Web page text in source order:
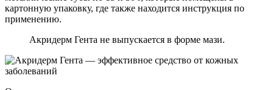
картонную упаковку, где также находится инструкция по
применению.
Акридерм Гента не выпускается в форме мази.